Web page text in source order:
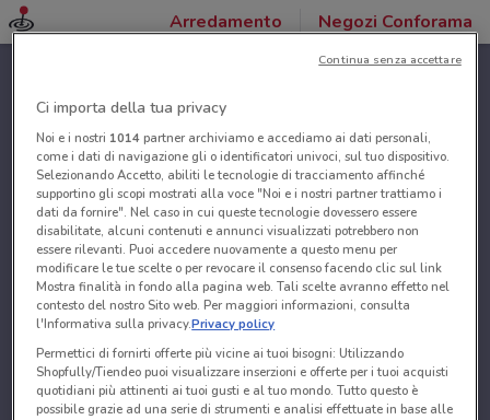
Arredamento Negozi Conforama
Ci importa della tua privacy
Noi e i nostri 1014partner archiviamo e accediamo ai dati personali,
come i dati di navigazione gli o identificatori univoci, sul tuo dispositivo.
Selezionando Accetto, abiliti le tecnologie di tracciamento affinché
supportino gli scopi mostrati alla voce "Noi e i nostri partner trattiamo i
dati da fornire". Nel caso in cui queste tecnologie dovessero essere
disabilitate, alcuni contenuti e annunci visualizzati potrebbero non
essere rilevanti. Puoi accedere nuovamente a questo menu per
modificare le tue scelte o per revocare il consenso facendo clic sul link
Mostra finalità in fondo alla pagina web. Tali scelte avranno effetto nel
contesto del nostro Sito web. Per maggiori informazioni, consulta
l'Informativa sulla privacy.Privacy policy
Permettici di fornirti offerte più vicine ai tuoi bisogni: Utilizzando
Shopfully/Tiendeo puoi visualizzare inserzioni e offerte per i tuoi acquisti
quotidiani più attinenti ai tuoi gusti e al tuo mondo. Tutto questo è
possibile grazie ad una serie di strumenti e analisi effettuate in base alle
Continua senza accettare